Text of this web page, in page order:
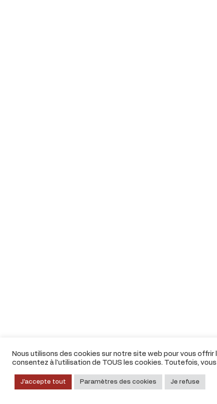
Nous utilisons des cookies sur notre site web pour vous
consentez à l'utilisation de TOUS les cookies. Toutefois,
J'accepte tout Paramètres des cookies Je refuse